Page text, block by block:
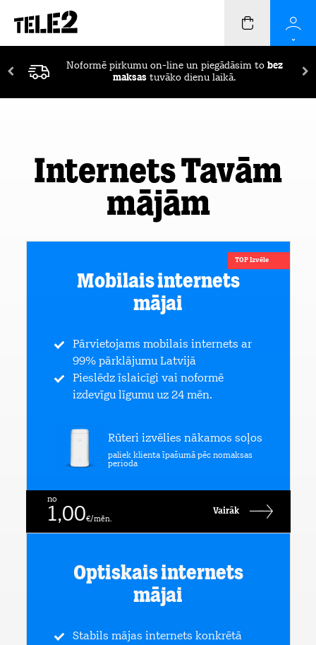
Noformē pirkumu on-line un piegādāsim to bez
maksas tuvāko dienu laikā.
Internets Tavām
mājām
TOP Izvēle
Mobilais internets
mājai
Pārvietojams mobilais internets ar
99% pārklājumu Latvijā
Pieslēdz īslaicīgi vai noformē
izdevīgu līgumu uz 24 mēn.
Rūteri izvēlies nākamos soļos
paliek klienta īpašumā pēc nomaksas
perioda
no
1,00€/mēn.
Vairāk
Optiskais internets
mājai
Stabils mājas internets konkrētā